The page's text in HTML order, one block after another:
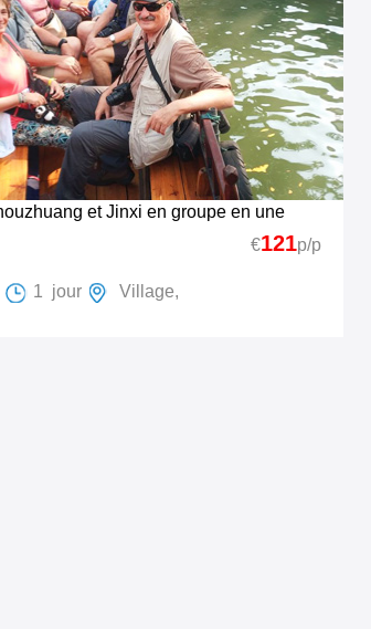
et Jinxi en groupe en une
1 jour Village,
€121p/p